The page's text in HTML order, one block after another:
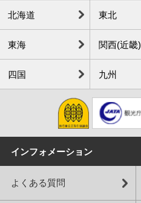
北海道 東北
東海 関西(近畿)
四国 九州
インフォメーション
よくある質問